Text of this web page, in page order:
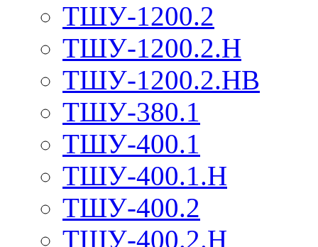
ТШУ-1200.2
ТШУ-1200.2.Н
ТШУ-1200.2.НВ
ТШУ-380.1
ТШУ-400.1
ТШУ-400.1.Н
ТШУ-400.2
ТШУ-400.2.Н